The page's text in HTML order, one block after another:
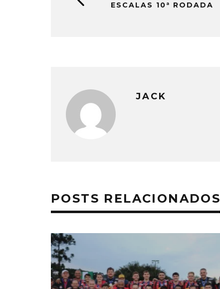
ESCALAS 10ª RODADA
JACK
POSTS RELACIONADOS